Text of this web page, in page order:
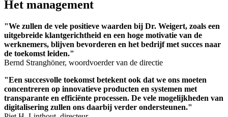
Het management
"We zullen de vele positieve waarden bij Dr. Weigert, zoals een
uitgebreide klantgerichtheid en een hoge motivatie van de
werknemers, blijven bevorderen en het bedrijf met succes naar
de toekomst leiden."
Bernd Stranghöner, woordvoerder van de directie
"Een succesvolle toekomst betekent ook dat we ons moeten
concentreren op innovatieve producten en systemen met
transparante en efficiënte processen. De vele mogelijkheden van
digitalisering zullen ons daarbij verder ondersteunen."